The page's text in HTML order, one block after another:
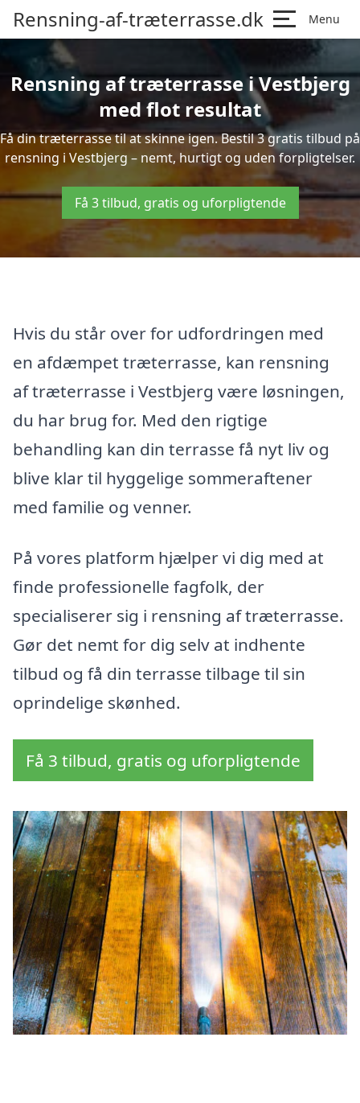
Rensning-af-træterrasse.dk Menu
Rensning af træterrasse i Vestbjerg
med flot resultat
Få din træterrasse til at skinne igen. Bestil 3 gratis tilbud på
rensning i Vestbjerg – nemt, hurtigt og uden forpligtelser.
Få 3 tilbud, gratis og uforpligtende
Hvis du står over for udfordringen med
en afdæmpet træterrasse, kan rensning
af træterrasse i Vestbjerg være løsningen,
du har brug for. Med den rigtige
behandling kan din terrasse få nyt liv og
blive klar til hyggelige sommeraftener
med familie og venner.
På vores platform hjælper vi dig med at
finde professionelle fagfolk, der
specialiserer sig i rensning af træterrasse.
Gør det nemt for dig selv at indhente
tilbud og få din terrasse tilbage til sin
oprindelige skønhed.
Få 3 tilbud, gratis og uforpligtende